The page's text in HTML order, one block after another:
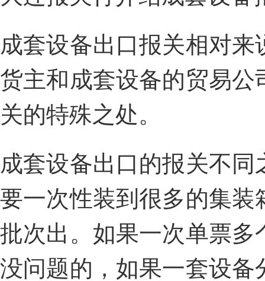
成套设备出口报关相对
货主和成套设备的贸易
关的特殊之处。
成套设备出口的报关不
要一次性装到很多的集
批次出。如果一次单票
没问题的，如果一套设备